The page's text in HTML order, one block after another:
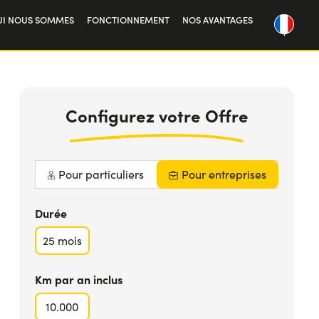
NOUS SOMMES FONCTIONNEMENT NOS AVANTAGES
Configurez votre Offre
Pour particuliers Pour entreprises
Durée
25 mois
Km par an inclus
10.000